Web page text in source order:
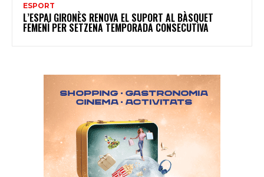
ESPORT
L’ESPAI GIRONÈS RENOVA EL SUPORT AL BÀSQUET
FEMENÍ PER SETZENA TEMPORADA CONSECUTIVA